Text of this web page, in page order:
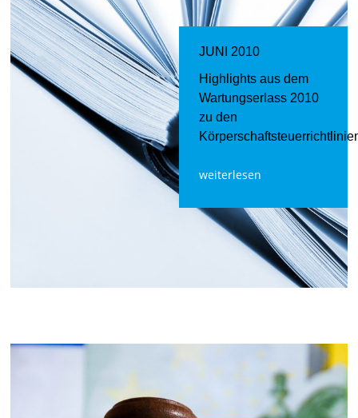
JUNI 2010
Highlights aus dem
Wartungserlass 2010
zu den
weiterlesen